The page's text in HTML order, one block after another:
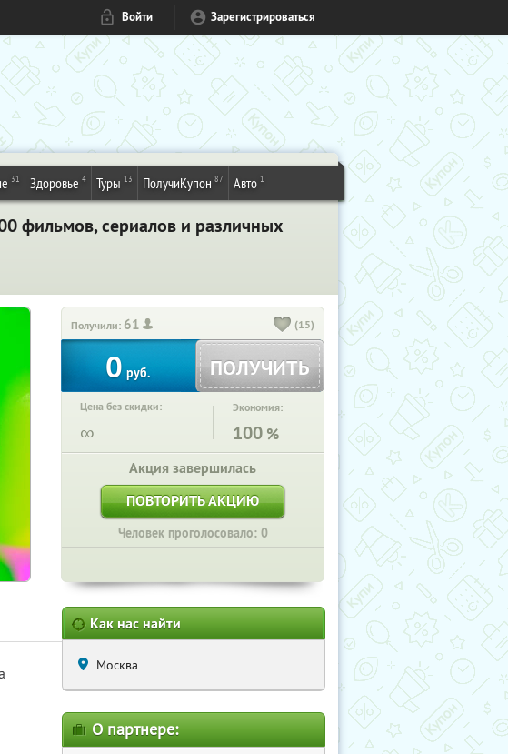
Войти Зарегистрироваться
31 Здоровье 4 Туры 13 ПолучиКупон 87 Авто 1
фильмов, сериалов и различных
Получили: 61 (15)
0 руб. ПОЛУЧИТЬ
Цена без скидки:
∞
Экономия:
100 %
Акция завершилась
ПОВТОРИТЬ АКЦИЮ
Человек проголосовало: 0
Как нас найти
Москва
О партнере: